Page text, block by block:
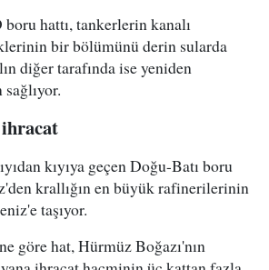
hattı, tankerlerin kanalı
bir bölümünü derin sularda
diğer tarafında ise yeniden
kıyıya geçen Doğu-Batı boru
krallığın en büyük rafinerilerinin
taşıyor.
göre hat, Hürmüz Boğazı'nın